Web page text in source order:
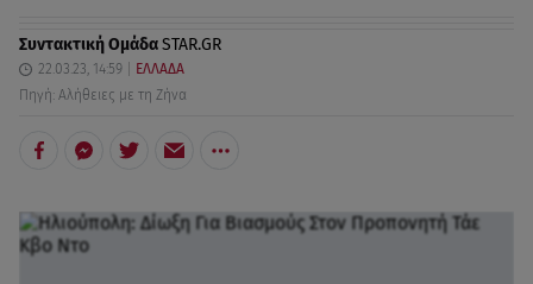
Συντακτική ΟμάδαSTAR.GR
22.03.23, 14:59
ΕΛΛΑΔΑ
Πηγή: Αλήθειες με τη Ζήνα